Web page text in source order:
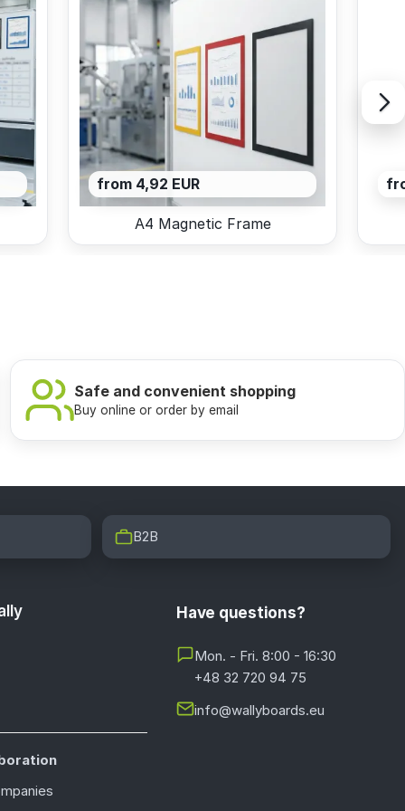
from 4,92 EUR
A4 Magnetic Frame
Safe and convenient shopping
Buy online or order by email
B2B
Have questions?
Mon. - Fri. 8:00 - 16:30
+48 32 720 94 75
info@wallyboards.eu